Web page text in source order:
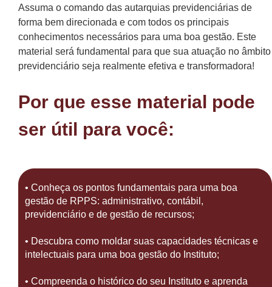
Assuma o comando das autarquias previdenciárias de
forma bem direcionada e com todos os principais
conhecimentos necessários para uma boa gestão. Este
material será fundamental para que sua atuação no âmbito
previdenciário seja realmente efetiva e transformadora!
Por que esse material pode
ser útil para você:
• Conheça os pontos fundamentais para uma boa
gestão de RPPS: administrativo, contábil,
previdenciário e de gestão de recursos;
• Descubra como moldar suas capacidades técnicas e
intelectuais para uma boa gestão do Instituto;
• Compreenda o histórico do seu Instituto e aprenda